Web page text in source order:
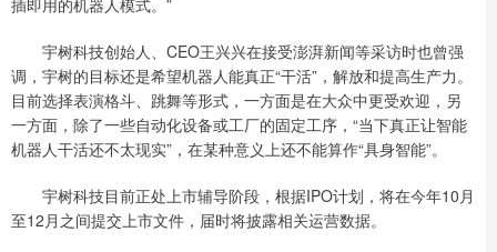
宇树科技创始人、CEO王兴兴在接受澎湃新闻等采访时也曾强
调，宇树的目标还是希望机器人能真正“干活”，解放和提高生产力。
目前选择表演格斗、跳舞等形式，一方面是在大众中更受欢迎，另
一方面，除了一些自动化设备或工厂的固定工序，“当下真正让智能
机器人干活还不太现实”，在某种意义上还不能算作“具身智能”。
宇树科技目前正处上市辅导阶段，根据IPO计划，将在今年10月
至12月之间提交上市文件，届时将披露相关运营数据。